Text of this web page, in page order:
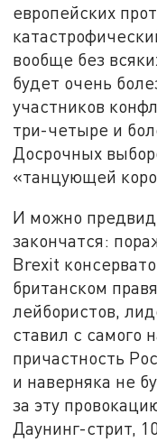
европейских
вообще без
будет очень
участников
три-четыре и
Досрочных
«танцующей
И можно
закончатся:
Brexit
британском
лейбористов,
ставил с самого
причастность
и наверняка не
за эту
Даунинг-стрит,